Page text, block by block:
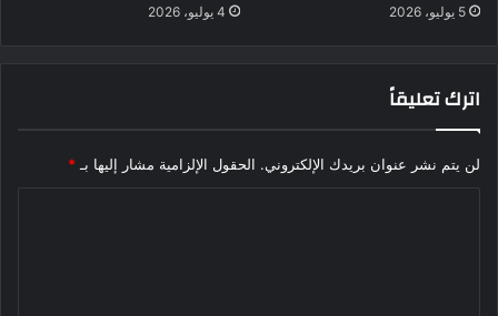
5 يوليو، 2026 4 يوليو، 2026
اترك تعليقاً
لن يتم نشر عنوان بريدك الإلكتروني. الحقول الإلزامية مشار إليها بـ *